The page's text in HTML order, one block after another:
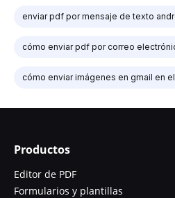
enviar pdf por mensaje de texto
cómo enviar pdf por correo
cómo enviar imágenes en gmail en
Productos
Editor de PDF
Formularios y plantillas